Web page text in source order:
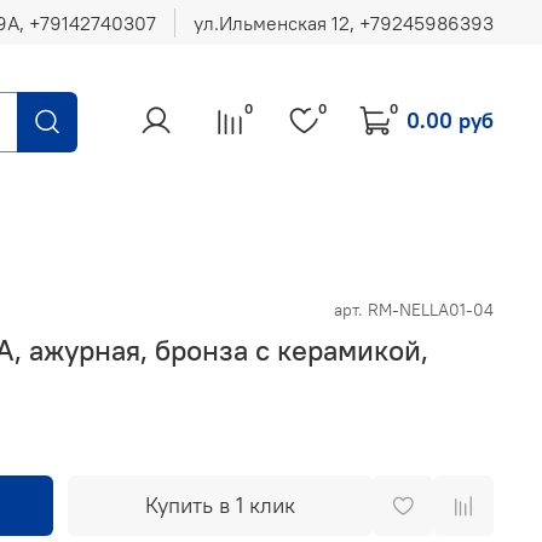
ул.Ильменская 12, ‪+79245986393
0 0 0 0.00 руб
арт. RM-NELLA01-04
ажурная, бронза с керамикой,
Купить в 1 клик